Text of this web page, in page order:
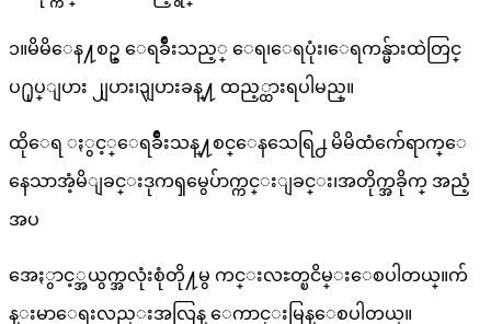
၁။မိမိေန႔စဥ္ ေရခ်ိဳးသည့္ ေရ၊ေရပုံး၊ေရကန္မ်ားထဲတြင္
ပ႐ုပ္ျပား ၂ျပား၊၃ျပားခန္႔ ထည့္ထားရပါမည္။
ထိုေရ ႏွင့္ေရခ်ိဳးသန္႔စင္ေနသေရြ႕ မိမိထံက်ေရာက္ေ
နေသာအံ့မိျခင္းဒုကၡမွေပ်ာက္ကင္းျခင္း၊အတိုက္အခိုက္ အညံ့
အပ
အေႏွာင့္အယွက္အလုံးစုံတို႔မွ ကင္းလႊတ္ၿငိမ္းေစပါတယ္။က်
န္းမာေရးလည္းအလြန္ ေကာင္းမြန္ေစပါတယ္။